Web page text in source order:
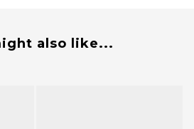
also like...